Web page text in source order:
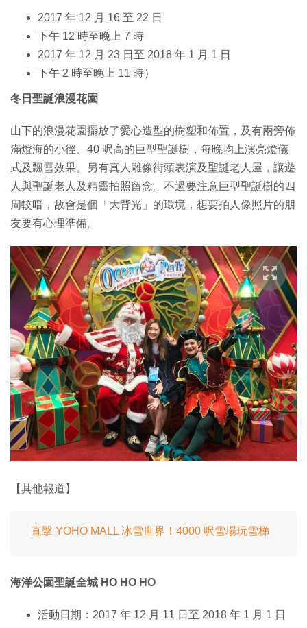
2017 年 12 月 16 至 22 日
下午 12 時至晚上 7 時
2017 年 12 月 23 日至 2018 年 1 月 1 日
下午 2 時至晚上 11 時）
冬日聖誕浪漫花園
山下的浪漫花園擺放了愛心造型的樹塑和佈置，及有兩旁佈
滿燈海的小徑、40 呎高的巨型聖誕樹，每晚均上演亮燈儀
式及飄雪效果。另有真人雕像街頭表演及聖誕老人屋，讓遊
人與聖誕老人及精靈拍照留念。不過要注意巨型聖誕樹的四
周較暗，故會是個「大背光」的環境，想要拍人像照片的朋
友要有心理準備。
【其他報道】
直擊 YOHO MALL 冰雪世界！4000 呎雪場玩雪梯
海洋公園聖誕全城 HO HO HO
活動日期：2017 年 12 月 11 日至 2018 年 1 月 1 日